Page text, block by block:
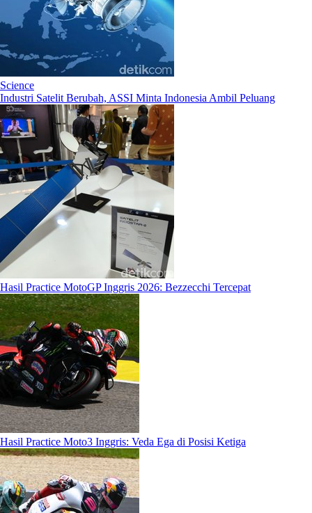
Science
Industri Satelit Berubah, ASSI Minta Indonesia Ambil Peluang
Hasil Practice MotoGP Inggris 2026: Bezzecchi Tercepat
Hasil Practice Moto3 Inggris: Veda Ega di Posisi Ketiga